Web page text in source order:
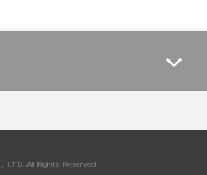
All Rights Reserved.